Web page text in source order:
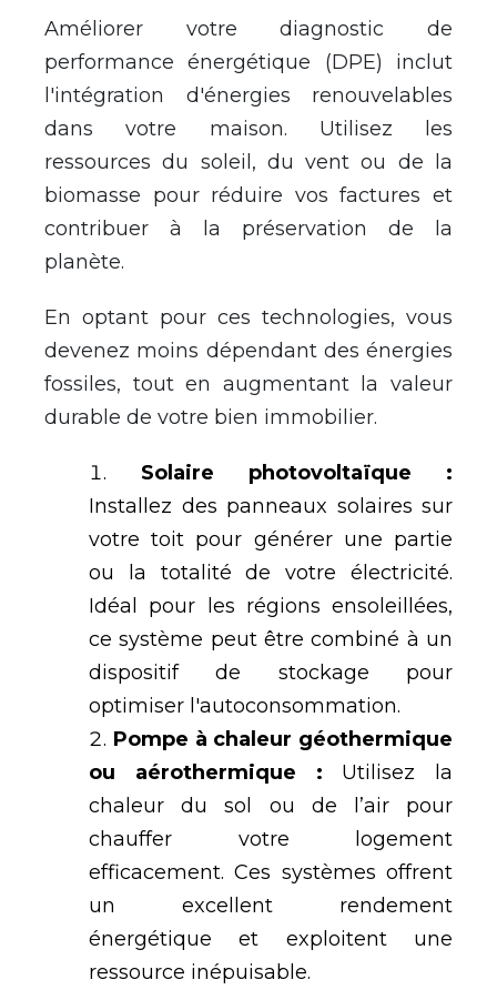
Améliorer votre diagnostic de
performanceénergétique (DPE) inclut
l'intégration d'énergies renouvelables
dans votre maison. Utilisez les
ressources du soleil, du vent ou de la
biomasse pour réduire vos factures et
contribuer à la préservation de la
planète.
En optant pour ces technologies, vous
devenez moins dépendant des énergies
fossiles, tout en augmentant la valeur
durable de votre bien immobilier.
Solaire photovoltaïque :
Installez des panneaux solaires sur
votre toit pour générer une partie
ou la totalité de votreélectricité.
Idéal pour les régions ensoleillées,
ce système peutêtre combiné à un
dispositif de stockage pour
optimiser l'autoconsommation.
Pompe à chaleur géothermique
ou aérothermique : Utilisez la
chaleur du sol ou de l’air pour
chauffer votre logement
efficacement. Ces systèmes offrent
un excellent rendement
énergétique et exploitent une
ressource inépuisable.